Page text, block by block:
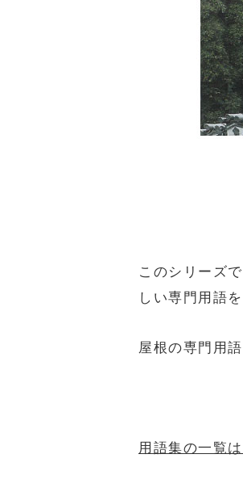
このシリーズ
しい専門用語
屋根の専門用
用語集の一覧は